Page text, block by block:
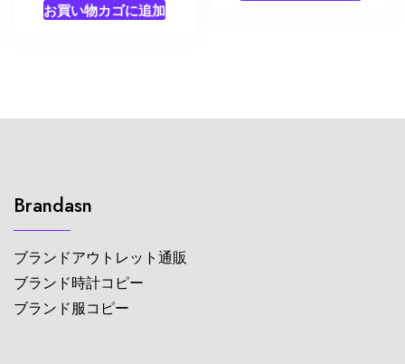
お買い物カゴに追加
Brandasn
ブランドアウトレット通販
ブランド時計コピー
ブランド服コピー